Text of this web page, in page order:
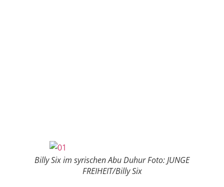
Billy Six im syrischen Abu Duhur Foto: JUNGE
FREIHEIT/Billy Six